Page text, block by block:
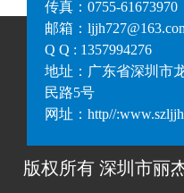
传真：0755-61673970
邮箱：
Q Q : 1357994276
地址：广东省深圳市
民路5号
网址：http//
版权所有 深圳市丽